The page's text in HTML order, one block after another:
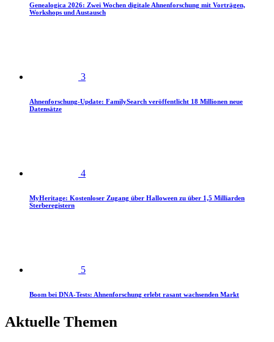
Genealogica 2026: Zwei Wochen digitale Ahnenforschung mit Vorträgen,
Workshops und Austausch
3
Ahnenforschung-Update: FamilySearch veröffentlicht 18 Millionen neue
Datensätze
4
MyHeritage: Kostenloser Zugang über Halloween zu über 1,5 Milliarden
Sterberegistern
5
Boom bei DNA-Tests: Ahnenforschung erlebt rasant wachsenden Markt
Aktuelle Themen